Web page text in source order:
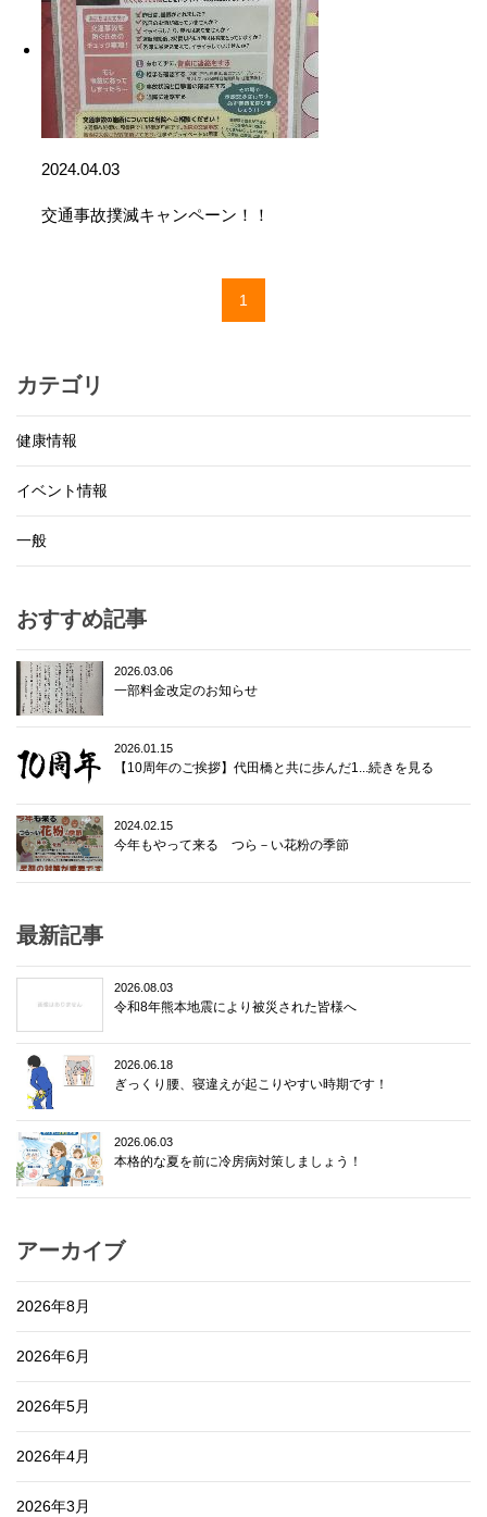
2024.04.03
交通事故撲滅キャンペーン！！
1
カテゴリ
健康情報
イベント情報
一般
おすすめ記事
2026.03.06
一部料金改定のお知らせ
2026.01.15
【10周年のご挨拶】代田橋と共に歩んだ1...続きを見る
2024.02.15
今年もやって来る つら－い花粉の季節
最新記事
2026.08.03
令和8年熊本地震により被災された皆様へ
2026.06.18
ぎっくり腰、寝違えが起こりやすい時期です！
2026.06.03
本格的な夏を前に冷房病対策しましょう！
アーカイブ
2026年8月
2026年6月
2026年5月
2026年4月
2026年3月